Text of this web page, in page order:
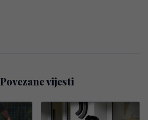
Povezane vijesti